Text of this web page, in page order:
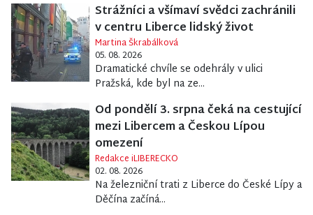
Strážníci a všímaví svědci zachránili
v centru Liberce lidský život
Martina Škrabálková
05. 08. 2026
Dramatické chvíle se odehrály v ulici
Pražská, kde byl na ze...
Od pondělí 3. srpna čeká na cestující
mezi Libercem a Českou Lípou
omezení
Redakce iLIBERECKO
02. 08. 2026
Na železniční trati z Liberce do České Lípy a
Děčína začíná...